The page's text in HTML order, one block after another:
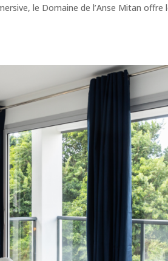
le Domaine de l’Anse Mitan offre